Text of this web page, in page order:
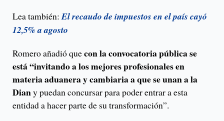
Lea también:El recaudo de impuestos en el país cayó
12,5% a agosto
Romero añadió quecon la convocatoria pública se
está “invitando a los mejores profesionales en
materia aduanera y cambiaria a que se unan a la
Diany puedan concursar para poder entrar a esta
entidad a hacer parte de su transformación”.